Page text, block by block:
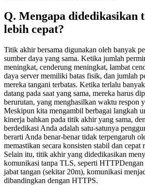
Q. Mengapa
lebih cepat?
Titik akhir bersama digunakan oleh banyak
sumber daya yang sama. Ketika jumlah
meningkat, cenderung meningkat, lambat
daya server memiliki batas fisik, dan jumlah
mereka tangani terbatas. Ketika terlalu
datang pada saat yang sama, mereka harus
berurutan, yang menghasilkan waktu respon
Meskipun kita mengambil berbagai langkah
kinerja bahkan pada titik akhir yang sama,
berdedikasi Anda adalah satu-satunya
berarti Anda benar-benar tidak terpengaruh
memastikan secara konsisten stabil dan cepat
Selain itu, titik akhir yang didedikasikan
komunikasi tanpa TLS, seperti
jabat tangan (sekitar 20m), komunikasi
dibandingkan dengan HTTPS.